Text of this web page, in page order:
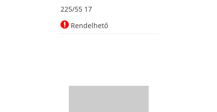
225/55 17
Rendelhető